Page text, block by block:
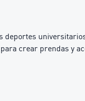
crear prendas y